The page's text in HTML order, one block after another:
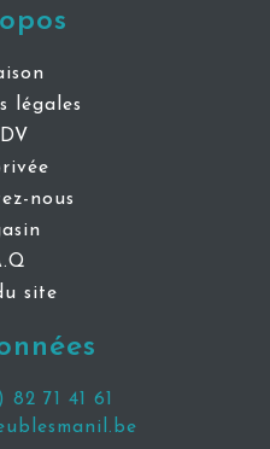
légales
nous
site
71 41 61